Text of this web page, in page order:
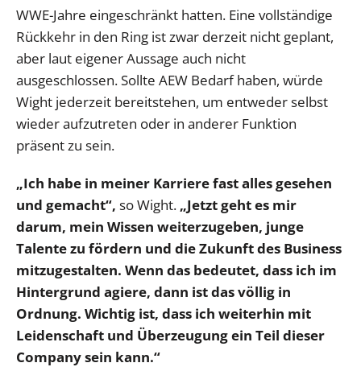
WWE-Jahre eingeschränkt hatten. Eine vollständige
Rückkehr in den Ring ist zwar derzeit nicht geplant,
aber laut eigener Aussage auch nicht
ausgeschlossen. Sollte AEW Bedarf haben, würde
Wight jederzeit bereitstehen, um entweder selbst
wieder aufzutreten oder in anderer Funktion
präsent zu sein.
„Ich habe in meiner Karriere fast alles gesehen
und gemacht“, so Wight. „Jetzt geht es mir
darum, mein Wissen weiterzugeben, junge
Talente zu fördern und die Zukunft des Business
mitzugestalten. Wenn das bedeutet, dass ich im
Hintergrund agiere, dann ist das völlig in
Ordnung. Wichtig ist, dass ich weiterhin mit
Leidenschaft und Überzeugung ein Teil dieser
Company sein kann.“